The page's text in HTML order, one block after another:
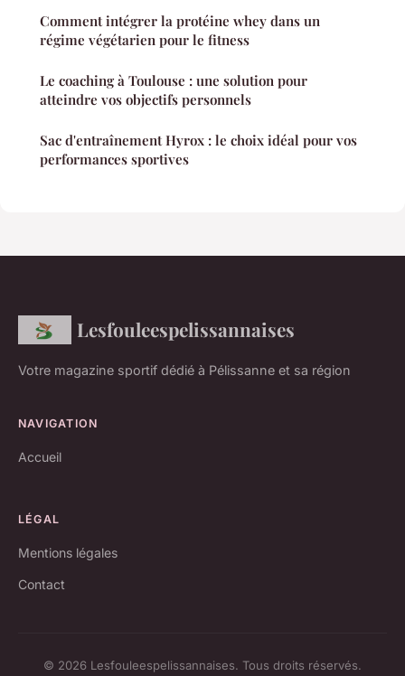
Comment intégrer la protéine whey dans un
régime végétarien pour le fitness
Le coaching à Toulouse : une solution pour
atteindre vos objectifs personnels
Sac d'entraînement Hyrox : le choix idéal pour vos
performances sportives
Lesfouleespelissannaises
Votre magazine sportif dédié à Pélissanne et sa région
NAVIGATION
Accueil
LÉGAL
Mentions légales
Contact
© 2026 Lesfouleespelissannaises. Tous droits réservés.